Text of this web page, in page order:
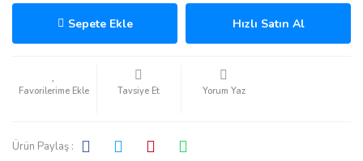
Sepete Ekle Hızlı Satın Al
Tavsiye Et Yorum Yaz
Ürün Paylaş :